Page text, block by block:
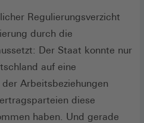
Regulierungsverzicht
durch die
Der Staat konnte nur
auf eine
Arbeitsbeziehungen
diese
haben. Und gerade